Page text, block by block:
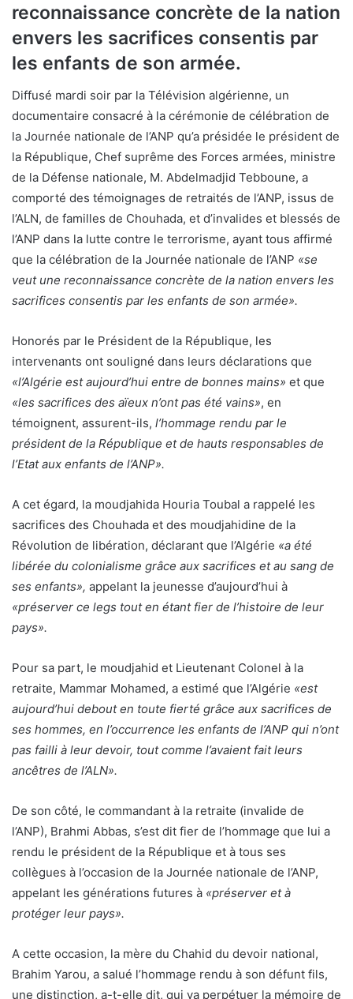
reconnaissance concrète de la nation
envers les sacrifices consentis par
les enfants de son armée.
Diffusé mardi soir par la Télévision algérienne, un
documentaire consacré à la cérémonie de célébration de
la Journée nationale de l’ANP qu’a présidée le président de
la République, Chef suprême des Forces armées, ministre
de la Défense nationale, M. Abdelmadjid Tebboune, a
comporté des témoignages de retraités de l’ANP, issus de
l’ALN, de familles de Chouhada, et d’invalides et blessés de
l’ANP dans la lutte contre le terrorisme, ayant tous affirmé
que la célébration de la Journée nationale de l’ANP «se
veut une reconnaissance concrète de la nation envers les
sacrifices consentis par les enfants de son armée».
Honorés par le Président de la République, les
intervenants ont souligné dans leurs déclarations que
«l’Algérie est aujourd’hui entre de bonnes mains» et que
«les sacrifices des aïeux n’ont pas été vains», en
témoignent, assurent-ils, l’hommage rendu par le
président de la République et de hauts responsables de
l’Etat aux enfants de l’ANP».
A cet égard, la moudjahida Houria Toubal a rappelé les
sacrifices des Chouhada et des moudjahidine de la
Révolution de libération, déclarant que l’Algérie «a été
libérée du colonialisme grâce aux sacrifices et au sang de
ses enfants», appelant la jeunesse d’aujourd’hui à
«préserver ce legs tout en étant fier de l’histoire de leur
pays».
Pour sa part, le moudjahid et Lieutenant Colonel à la
retraite, Mammar Mohamed, a estimé que l’Algérie «est
aujourd’hui debout en toute fierté grâce aux sacrifices de
ses hommes, en l’occurrence les enfants de l’ANP qui n’ont
pas failli à leur devoir, tout comme l’avaient fait leurs
ancêtres de l’ALN».
De son côté, le commandant à la retraite (invalide de
l’ANP), Brahmi Abbas, s’est dit fier de l’hommage que lui a
rendu le président de la République et à tous ses
collègues à l’occasion de la Journée nationale de l’ANP,
appelant les générations futures à «préserver et à
protéger leur pays».
A cette occasion, la mère du Chahid du devoir national,
Brahim Yarou, a salué l’hommage rendu à son défunt fils,
une distinction, a-t-elle dit, qui va perpétuer la mémoire de